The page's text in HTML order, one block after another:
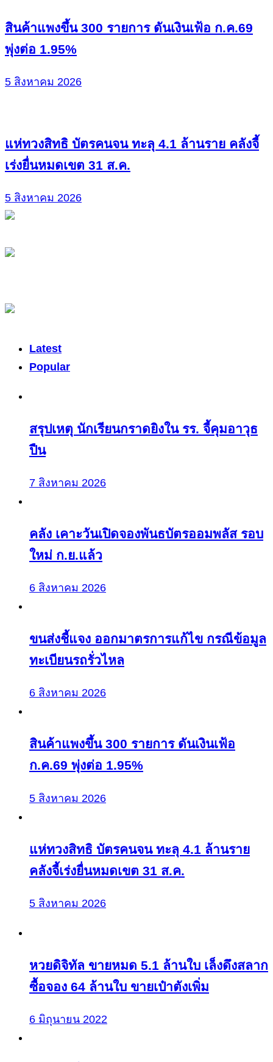
สินค้าแพงขึ้น 300 รายการ ดันเงินเฟ้อ ก.ค.69
พุ่งต่อ 1.95%
5 สิงหาคม 2026
แห่ทวงสิทธิ บัตรคนจน ทะลุ 4.1 ล้านราย คลังจี้
เร่งยื่นหมดเขต 31 ส.ค.
5 สิงหาคม 2026
Latest
Popular
สรุปเหตุ นักเรียนกราดยิงใน รร. จี้คุมอาวุธ
ปืน
7 สิงหาคม 2026
คลัง เคาะวันเปิดจองพันธบัตรออมพลัส รอบ
ใหม่ ก.ย.แล้ว
6 สิงหาคม 2026
ขนส่งชี้แจง ออกมาตรการแก้ไข กรณีข้อมูล
ทะเบียนรถรั่วไหล
6 สิงหาคม 2026
สินค้าแพงขึ้น 300 รายการ ดันเงินเฟ้อ
ก.ค.69 พุ่งต่อ 1.95%
5 สิงหาคม 2026
แห่ทวงสิทธิ บัตรคนจน ทะลุ 4.1 ล้านราย
คลังจี้เร่งยื่นหมดเขต 31 ส.ค.
5 สิงหาคม 2026
หวยดิจิทัล ขายหมด 5.1 ล้านใบ เล็งดึงสลาก
ซื้อจอง 64 ล้านใบ ขายเป๋าตังเพิ่ม
6 มิถุนายน 2022